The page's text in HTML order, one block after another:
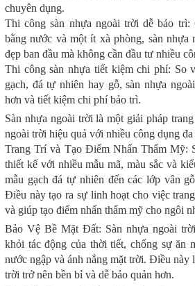
chuyên dụng.
Thi công sàn nhựa ngoài trời dễ bảo
bằng nước và một ít xà phòng, sàn nhựa
đẹp ban đầu mà không cần đầu tư nhiều
Thi công sàn nhựa tiết kiệm chi phí: So
gạch, đá tự nhiên hay gỗ, sàn nhựa
hơn và tiết kiệm chi phí bảo trì.
Sàn nhựa ngoài trời là một giải pháp
ngoài trời hiệu quả với nhiều công dụng đa
Trang Trí và Tạo Điểm Nhấn Thẩm Mỹ:
thiết kế với nhiều mẫu mã, màu sắc và
mẫu gạch đá tự nhiên đến các lớp vân
Điều này tạo ra sự linh hoạt cho việc
và giúp tạo điểm nhấn thẩm mỹ cho ngôi
Bảo Vệ Bề Mặt Đất: Sàn nhựa ngoài
khỏi tác động của thời tiết, chống sự ăn
nước ngập và ánh nắng mặt trời. Điều này
trời trở nên bền bỉ và dễ bảo quản hơn.